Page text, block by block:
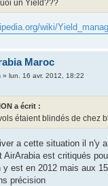
un Yield???
wiki/
Maroc
» lun. 16 avr. 2012, 18:22
a écrit :
étaient blindés de chez
a cette situation il n'y
AirArabia est critiqués
y est en 2012 mais aux
précision